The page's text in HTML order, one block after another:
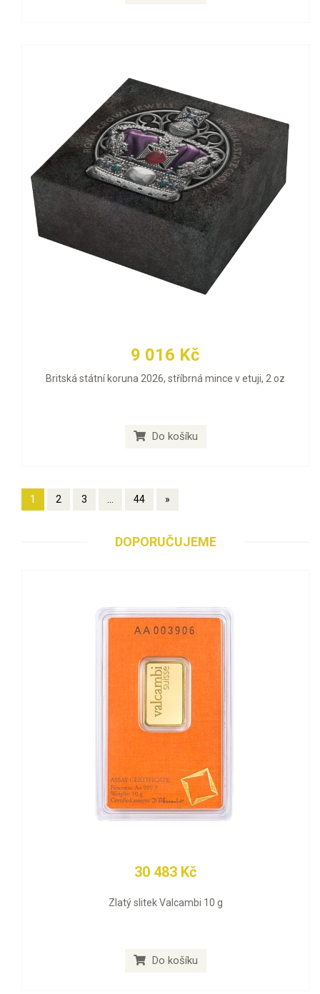
9 016 Kč
Britská státní koruna 2026, stříbrná mince v etuji, 2 oz
Do košíku
1 2 3 ... 44 »
DOPORUČUJEME
30 483 Kč
Zlatý slitek Valcambi 10 g
Do košíku